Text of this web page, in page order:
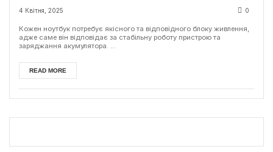
4 Квітня, 2025 0
Кожен ноутбук потребує якісного та відповідного блоку живлення,
адже саме він відповідає за стабільну роботу пристрою та
заряджання акумулятора. ...
READ MORE